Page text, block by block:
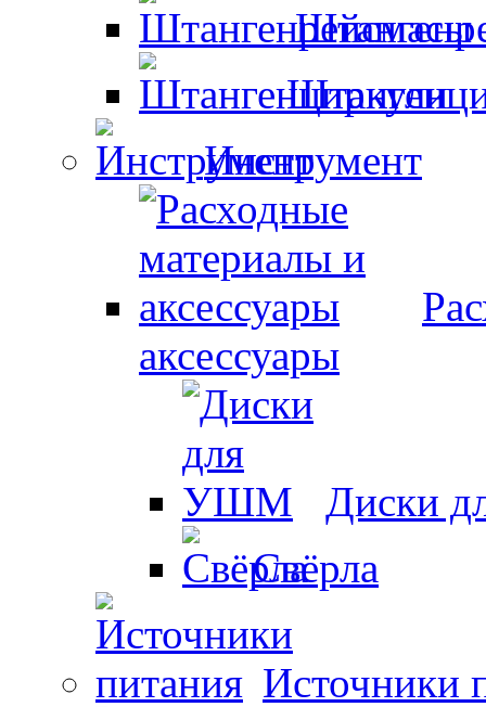
Инструмент
аксессуары
Диски
Свёрла
Источники